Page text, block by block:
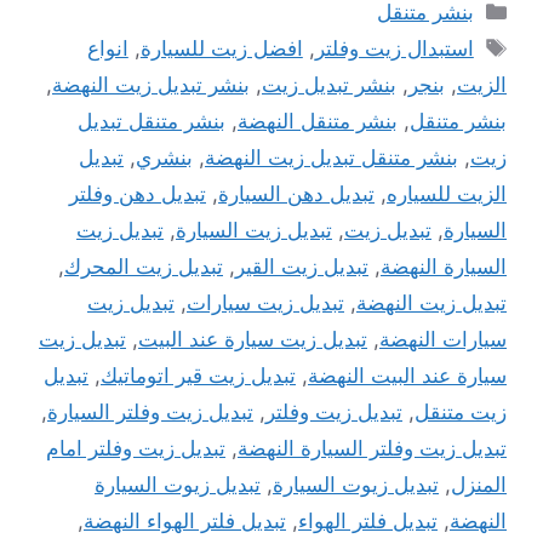
التصنيفات
بنشر متنقل
الوسوم
استبدال زيت وفلتر , افضل زيت للسيارة, انواع
الزيت, بنجر , بنشر تبديل زيت, بنشر تبديل زيت النهضة,
بنشر متنقل, بنشر متنقل النهضة, بنشر متنقل تبديل
زيت, بنشر متنقل تبديل زيت النهضة, بنشري, تبديل
الزيت للسياره, تبديل دهن السيارة, تبديل دهن وفلتر
السيارة, تبديل زيت, تبديل زيت السيارة, تبديل زيت
السيارة النهضة, تبديل زيت القير , تبديل زيت المحرك,
تبديل زيت النهضة, تبديل زيت سيارات, تبديل زيت
سيارات النهضة, تبديل زيت سيارة عند البيت, تبديل زيت
سيارة عند البيت النهضة, تبديل زيت قير اتوماتيك, تبديل
زيت متنقل, تبديل زيت وفلتر , تبديل زيت وفلتر السيارة,
تبديل زيت وفلتر السيارة النهضة, تبديل زيت وفلتر امام
المنزل, تبديل زيوت السيارة, تبديل زيوت السيارة
النهضة, تبديل فلتر الهواء, تبديل فلتر الهواء النهضة,